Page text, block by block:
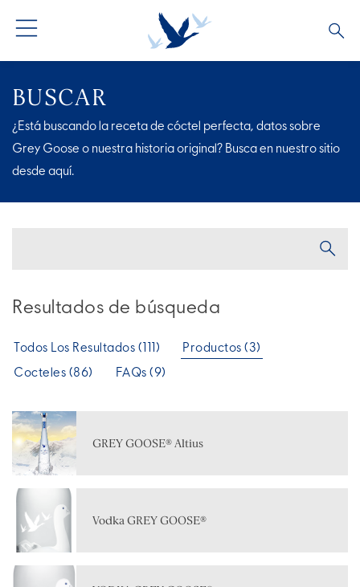
BUSCAR
¿Está buscando la receta de cóctel perfecta, datos sobre
Grey Goose o nuestra historia original? Busca en nuestro sitio
desde aquí.
Resultados de búsqueda
Todos Los Resultados (111)
Productos (3)
Cocteles (86)
FAQs (9)
GREY GOOSE® Altius
Vodka GREY GOOSE®